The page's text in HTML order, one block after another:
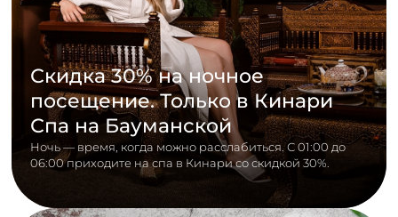
Скидка 30% на ночное
посещение. Только в Кинари
Спа на Бауманской
Ночь — время, когда можно расслабиться. С 01:00 до
06:00 приходите на спа в Кинари со скидкой 30%.